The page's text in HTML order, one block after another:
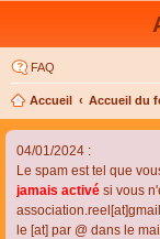
FAQ
Accueil Accueil du
04/01/2024 :
Le spam est tel que
jamais activé si vous
le [at] par @ dans le